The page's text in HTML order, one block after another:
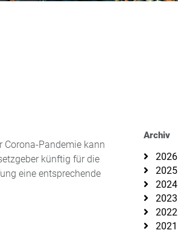
Pandemie kann
künftig für die
eine entsprechende
Archiv
2026
2025
2024
2023
2022
2021